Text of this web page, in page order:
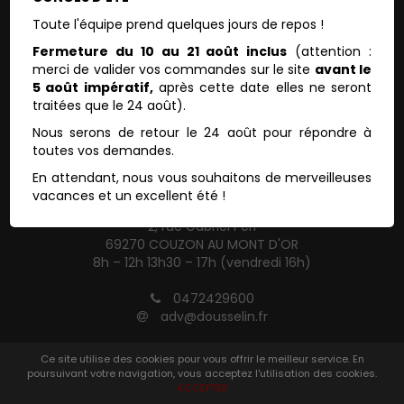
LE COMPTOIR DES PIGMENTS
Le comptoir
Conditions générales de ventes
Mentions légales
DOUSSELIN
2, rue Gabriel Péri
69270 COUZON AU MONT D'OR
8h – 12h 13h30 – 17h (vendredi 16h)
0472429600
adv@dousselin.fr
Toute l'équipe prend quelques jours de repos !
Fermeture du 10 au 21 août inclus (attention :
merci de valider vos commandes sur le site avant le
5 août impératif,après cette date elles ne seront
traitées que le 24 août).
Nous serons de retour le 24 août pour répondre à
toutes vos demandes.
En attendant, nous vous souhaitons de merveilleuses
vacances et un excellent été !
Ce site utilise des cookies pour vous offrir le meilleur service. En
poursuivant votre navigation, vous acceptez l'utilisation des cookies.
ACCEPTER